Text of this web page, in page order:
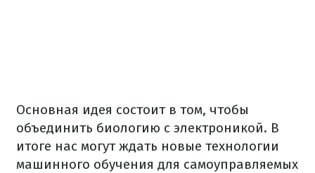
Основная идея состоит в том, чтобы
объединить биологию с электроникой. В
итоге нас могут ждать новые технологии
машинного обучения для самоуправляемых